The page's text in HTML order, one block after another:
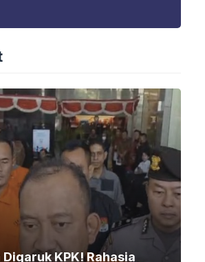
Digaruk KPK! Rahasia